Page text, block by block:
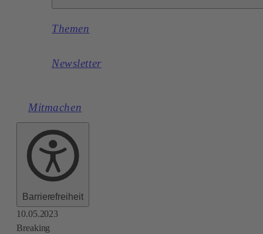
Themen
Newsletter
Mitmachen
Barrierefreiheit
10.05.2023
Breaking